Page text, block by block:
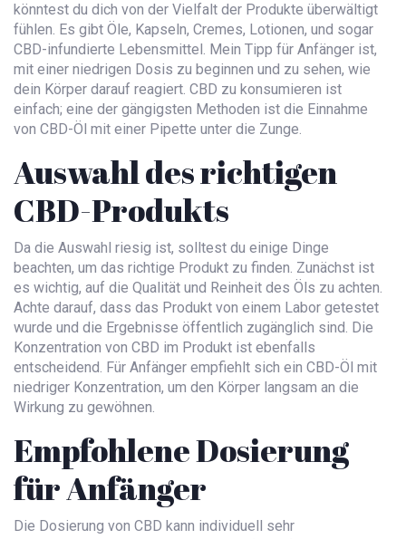
könntest du dich von der Vielfalt der Produkte überwältigt
fühlen. Es gibt Öle, Kapseln, Cremes, Lotionen, und sogar
CBD-infundierte Lebensmittel. Mein Tipp für Anfänger ist,
mit einer niedrigen Dosis zu beginnen und zu sehen, wie
dein Körper darauf reagiert. CBD zu konsumieren ist
einfach; eine der gängigsten Methoden ist die Einnahme
von CBD-Öl mit einer Pipette unter die Zunge.
Auswahl des richtigen
CBD-Produkts
Da die Auswahl riesig ist, solltest du einige Dinge
beachten, um das richtige Produkt zu finden. Zunächst ist
es wichtig, auf die Qualität und Reinheit des Öls zu achten.
Achte darauf, dass das Produkt von einem Labor getestet
wurde und die Ergebnisse öffentlich zugänglich sind. Die
Konzentration von CBD im Produkt ist ebenfalls
entscheidend. Für Anfänger empfiehlt sich ein CBD-Öl mit
niedriger Konzentration, um den Körper langsam an die
Wirkung zu gewöhnen.
Empfohlene Dosierung
für Anfänger
Die Dosierung von CBD kann individuell sehr